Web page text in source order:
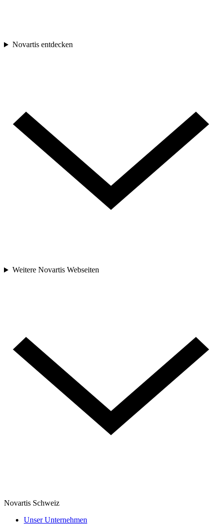
Novartis entdecken
Weitere Novartis Webseiten
Novartis Schweiz
Unser Unternehmen